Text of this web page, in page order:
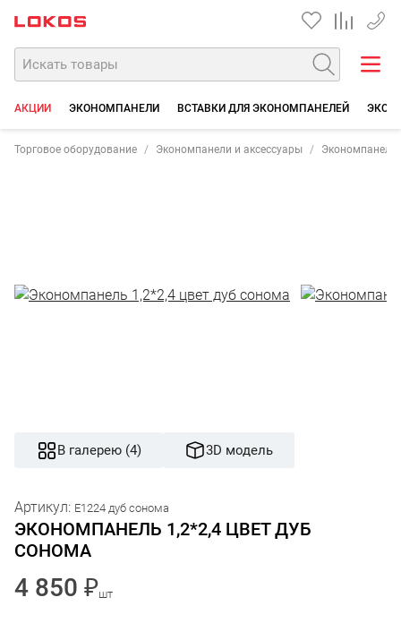
+7
АКЦИИ ЭКОНОМПАНЕЛИ ВСТАВКИ ДЛЯ ЭКОНОМПАНЕЛЕЙ
Торговое оборудование Экономпанели и аксессуары Экономпанели
В галерею (4) 3D модель
Артикул: E1224 дуб сонома
ЭКОНОМПАНЕЛЬ 1,2*2,4 ЦВЕТ ДУБ
СОНОМА
4 850 ₽шт